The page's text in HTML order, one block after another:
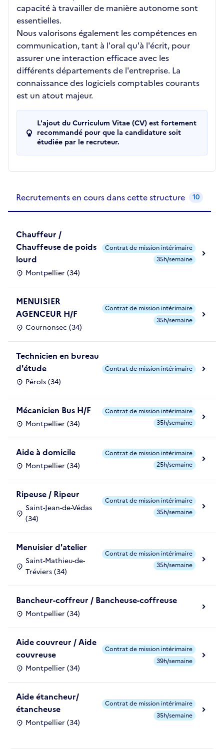
capacité à travailler de manière autonome sont
essentielles.
Nous valorisons également les compétences en
communication, tant à l'oral qu'à l'écrit, pour
assurer une interaction efficace avec les
différents départements de l'entreprise. La
connaissance des logiciels comptables courants
est un atout majeur.
L'ajout du Curriculum Vitae (CV) est fortement
recommandé pour que la candidature soit
étudiée par le recruteur.
Recrutements en cours dans cette structure 10
Chauffeur /
Chauffeuse de poids
lourd
Montpellier (34)
Contrat de mission intérimaire
35h/semaine
MENUISIER
AGENCEUR H/F
Cournonsec (34)
Contrat de mission intérimaire
35h/semaine
Technicien en bureau
d'étude
Pérols (34)
Contrat de mission intérimaire
Mécanicien Bus H/F
Montpellier (34)
Contrat de mission intérimaire
35h/semaine
Aide à domicile
Montpellier (34)
Contrat de mission intérimaire
25h/semaine
Ripeuse / Ripeur
Saint-Jean-de-Védas
(34)
Contrat de mission intérimaire
35h/semaine
Menuisier d'atelier
Saint-Mathieu-de-
Tréviers (34)
Contrat de mission intérimaire
35h/semaine
Bancheur-coffreur / Bancheuse-coffreuse
Montpellier (34)
Aide couvreur / Aide
couvreuse
Montpellier (34)
Contrat de mission intérimaire
39h/semaine
Aide étancheur/
étancheuse
Montpellier (34)
Contrat de mission intérimaire
35h/semaine